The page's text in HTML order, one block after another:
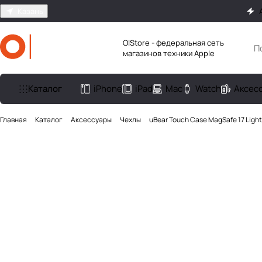
O|Store - федеральная сеть
магазинов техники Apple
Каталог iPhone iPad Mac Watch
Главная Каталог Аксесcуары Чехлы uBear Touch Case MagSafe 17